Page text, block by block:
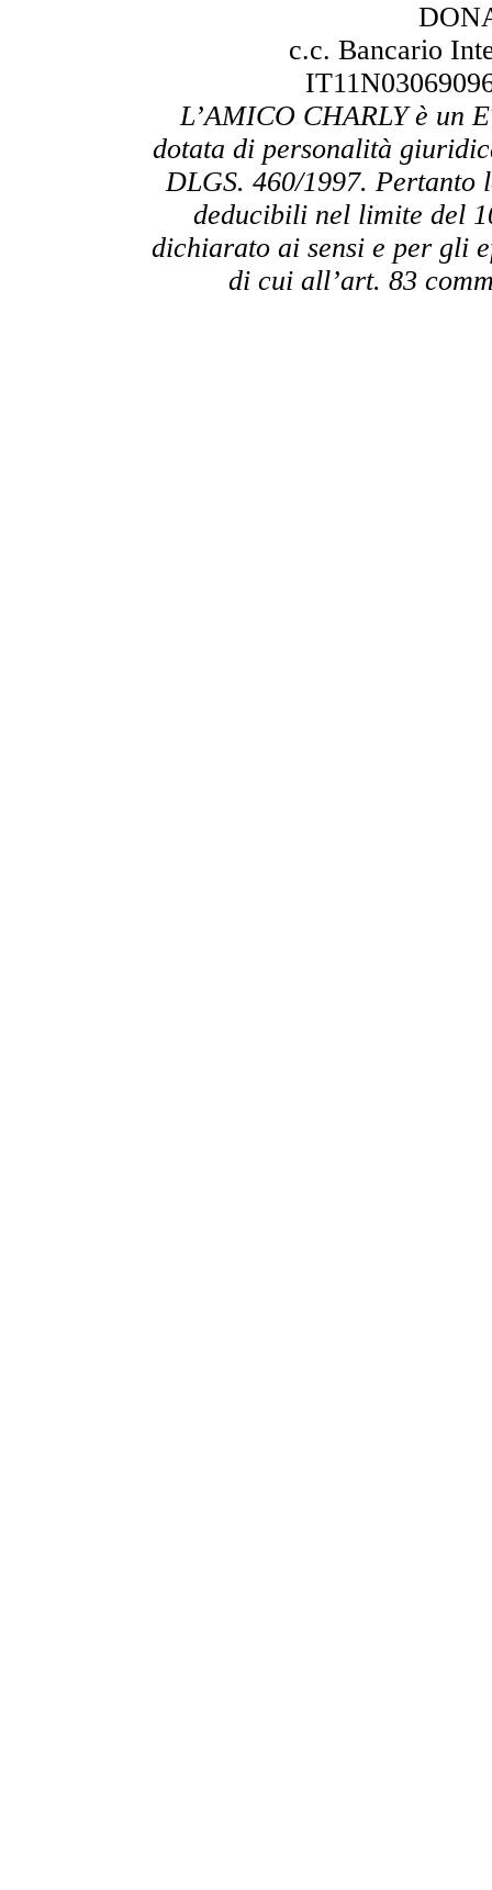
c.c. Bancario
L’AMICO CHARLY è un
dotata di personalità
DLGS. 460/1997. Pertanto
deducibili nel limite del
dichiarato ai sensi e per gli
di cui all’art. 83